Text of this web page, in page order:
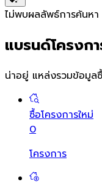
ไม่พบผลลัพธ์การค้นหา
แบรนด์โครงก
น่าอยู่ แหล่งรวมข้อมูล
ซื้อโครงการใหม่
0
โครงการ